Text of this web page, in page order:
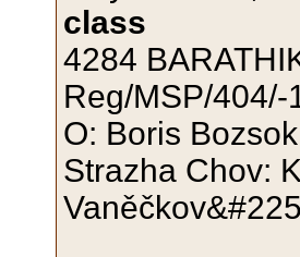
class
4284
Reg/MSP/
O: Boris
Strazha Chov: